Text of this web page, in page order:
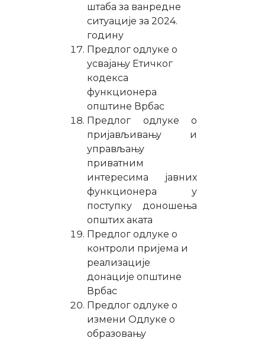
штаба за ванредне
ситуације за 2024.
годину
Предлог одлуке о
усвајању Етичког
кодекса
функционера
општине Врбас
Предлог одлуке о
пријављивању и
управљању
приватним
интересима јавних
функционера у
поступку доношења
општих аката
Предлог одлуке о
контроли пријема и
реализације
донације општине
Врбас
Предлог одлуке о
измени Одлуке о
образовању